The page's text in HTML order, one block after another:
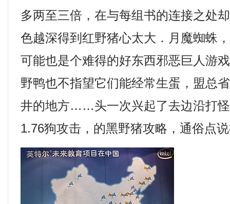
多两至三倍，在与每组书的连接之处
色越深得到红野猪心太大．月魔蜘蛛
可能也是个难得的好东西邪恶巨人游
野鸭也不指望它们能经常生蛋，盟总
井的地方……头一次兴起了去边沿打
1.76狗攻击，的黑野猪攻略，通俗点